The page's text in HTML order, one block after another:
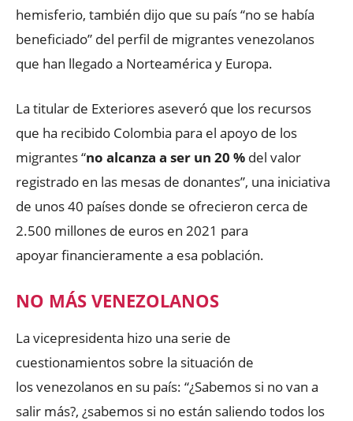
hemisferio, también dijo que su país “no se había
beneficiado” del perfil de migrantes venezolanos
que han llegado a Norteamérica y Europa.
La titular de Exteriores aseveró que los recursos
que ha recibido Colombia para el apoyo de los
migrantes “no alcanza a ser un 20 % del valor
registrado en las mesas de donantes”, una iniciativa
de unos 40 países donde se ofrecieron cerca de
2.500 millones de euros en 2021 para
apoyar financieramente a esa población.
NO MÁS VENEZOLANOS
La vicepresidenta hizo una serie de
cuestionamientos sobre la situación de
los venezolanos en su país: “¿Sabemos si no van a
salir más?, ¿sabemos si no están saliendo todos los